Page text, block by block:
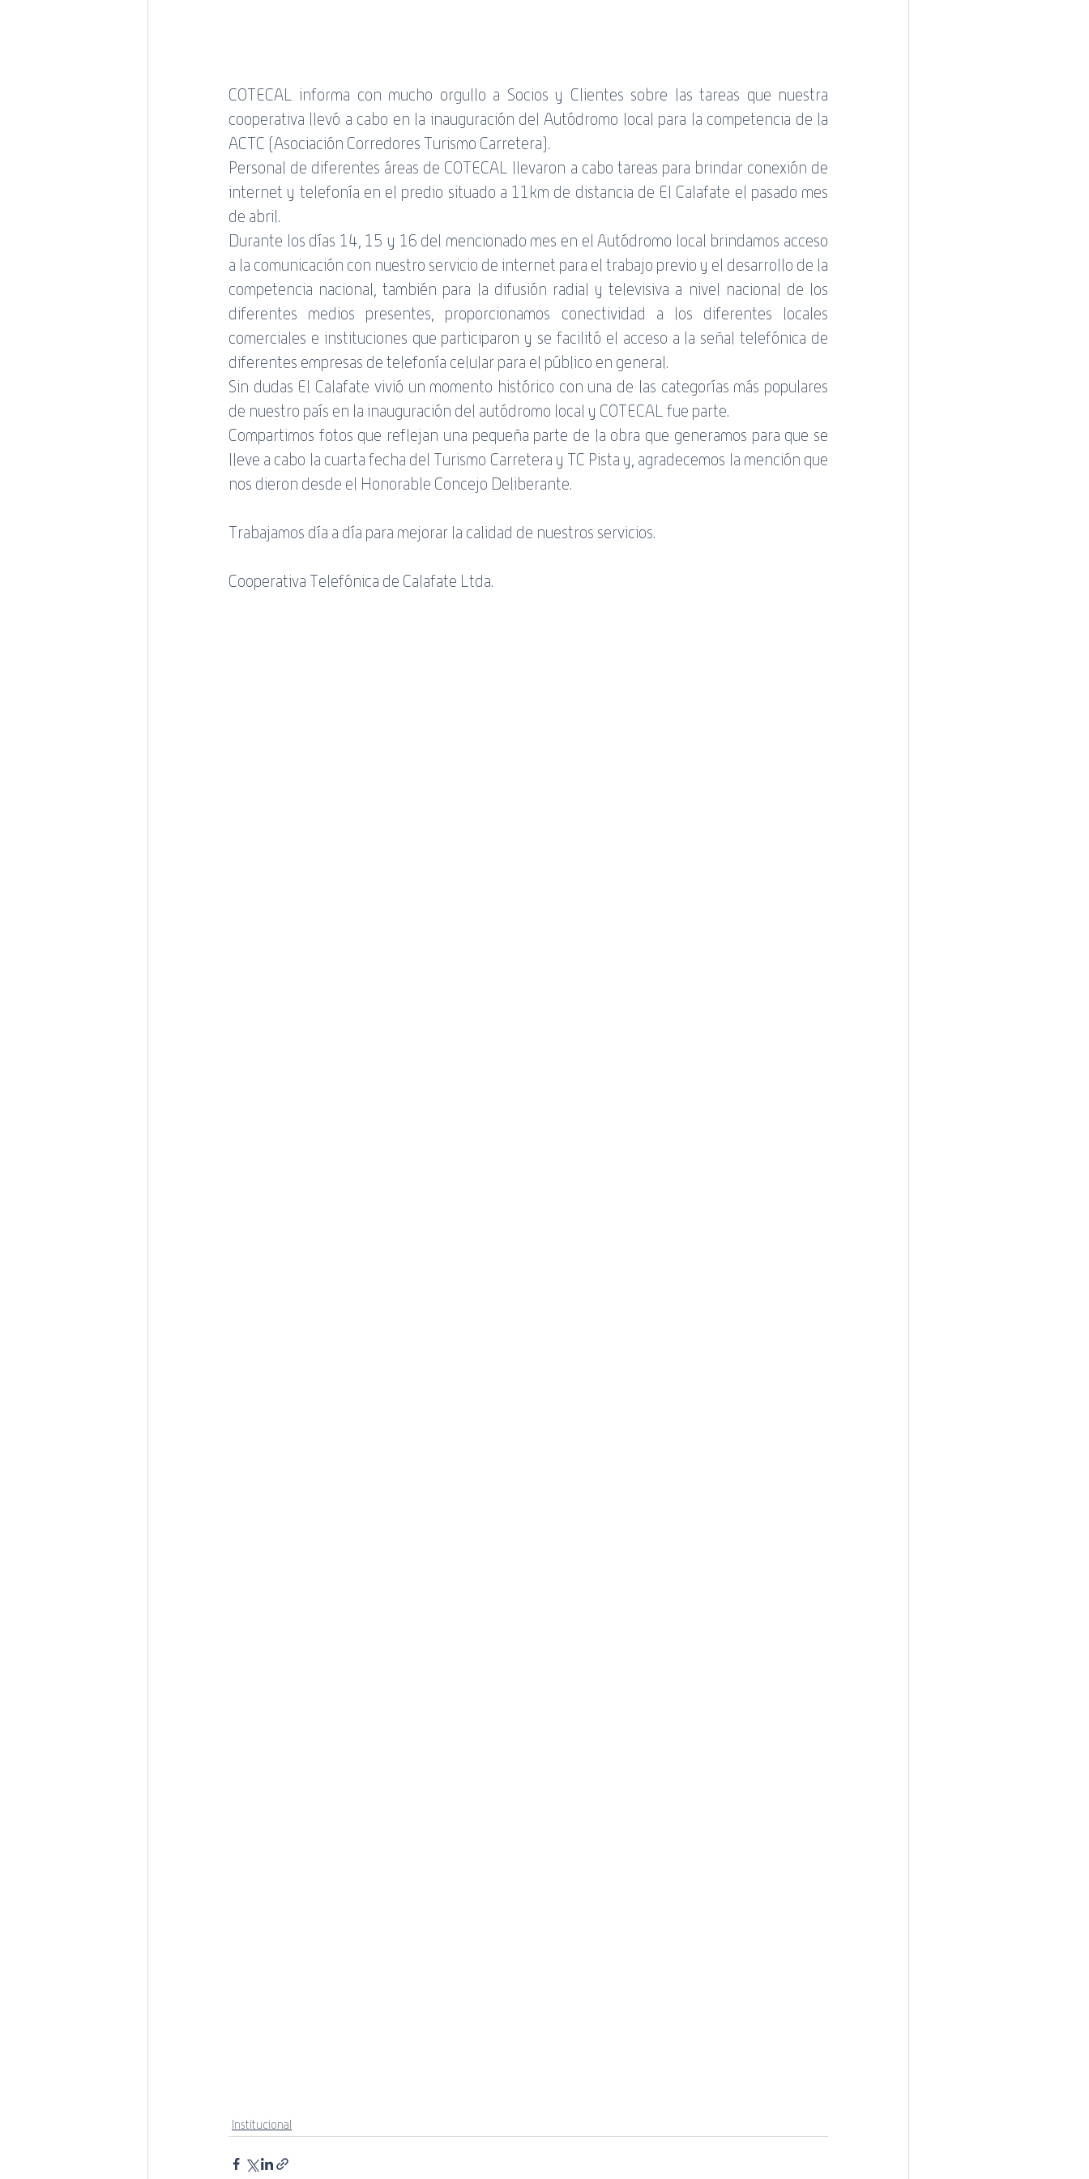
COTECAL informa con mucho orgullo a Socios y Clientes sobre las tareas que nuestra
cooperativa llevó a cabo en la inauguración del Autódromo local para la competencia de la
ACTC (Asociación Corredores Turismo Carretera).
Personal de diferentes áreas de COTECAL llevaron a cabo tareas para brindar conexión de
internet y telefonía en el predio situado a 11km de distancia de El Calafate el pasado mes
de abril.
Durante los días 14, 15 y 16 del mencionado mes en el Autódromo local brindamos acceso
a la comunicación con nuestro servicio de internet para el trabajo previo y el desarrollo de la
competencia nacional, también para la difusión radial y televisiva a nivel nacional de los
diferentes medios presentes, proporcionamos conectividad a los diferentes locales
comerciales e instituciones que participaron y se facilitó el acceso a la señal telefónica de
diferentes empresas de telefonía celular para el público en general.
Sin dudas El Calafate vivió un momento histórico con una de las categorías más populares
de nuestro país en la inauguración del autódromo local y COTECAL fue parte.
Compartimos fotos que reflejan una pequeña parte de la obra que generamos para que se
lleve a cabo la cuarta fecha del Turismo Carretera y TC Pista y, agradecemos la mención que
nos dieron desde el Honorable Concejo Deliberante.
Trabajamos día a día para mejorar la calidad de nuestros servicios.
Cooperativa Telefónica de Calafate Ltda.
Institucional